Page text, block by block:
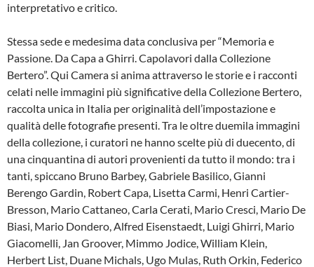
interpretativo e critico.
Stessa sede e medesima data conclusiva per “Memoria e
Passione. Da Capa a Ghirri. Capolavori dalla Collezione
Bertero”. Qui Camera si anima attraverso le storie e i racconti
celati nelle immagini più significative della Collezione Bertero,
raccolta unica in Italia per originalità dell’impostazione e
qualità delle fotografie presenti. Tra le oltre duemila immagini
della collezione, i curatori ne hanno scelte più di duecento, di
una cinquantina di autori provenienti da tutto il mondo: tra i
tanti, spiccano Bruno Barbey, Gabriele Basilico, Gianni
Berengo Gardin, Robert Capa, Lisetta Carmi, Henri Cartier-
Bresson, Mario Cattaneo, Carla Cerati, Mario Cresci, Mario De
Biasi, Mario Dondero, Alfred Eisenstaedt, Luigi Ghirri, Mario
Giacomelli, Jan Groover, Mimmo Jodice, William Klein,
Herbert List, Duane Michals, Ugo Mulas, Ruth Orkin, Federico